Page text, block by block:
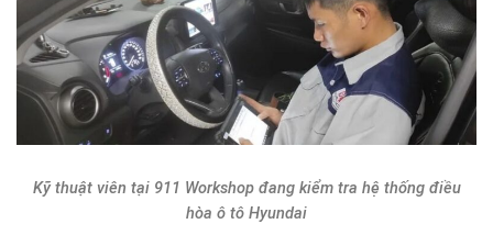
Kỹ thuật viên tại 911 Workshop đang kiểm tra hệ thống điều
hòa ô tô Hyundai